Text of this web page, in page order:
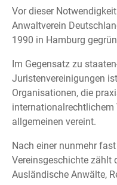
Vor dieser
Anwaltverein
1990 in Hamburg
Im Gegensatz zu
Juristenvereinigungen
Organisationen, die
allgemeinen vereint.
Nach einer nunmehr
Vereinsgeschichte zählt
Ausländische Anwälte,